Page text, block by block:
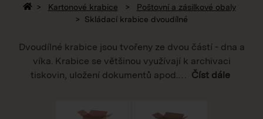
Zpět na homepage
Kartonové krabice
Poštovní a zásilkové obaly
Skládací krabice dvoudílné
Dvoudílné krabice jsou tvořeny ze dvou částí - dna a
víka. Krabice se většinou využívají k archivaci
tiskovin, uložení dokumentů apod.
Číst dále